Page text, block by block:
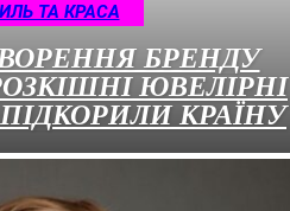
ТА КРАСА
БРЕНДУ
ЮВЕЛІРНІ
КРАЇНУ